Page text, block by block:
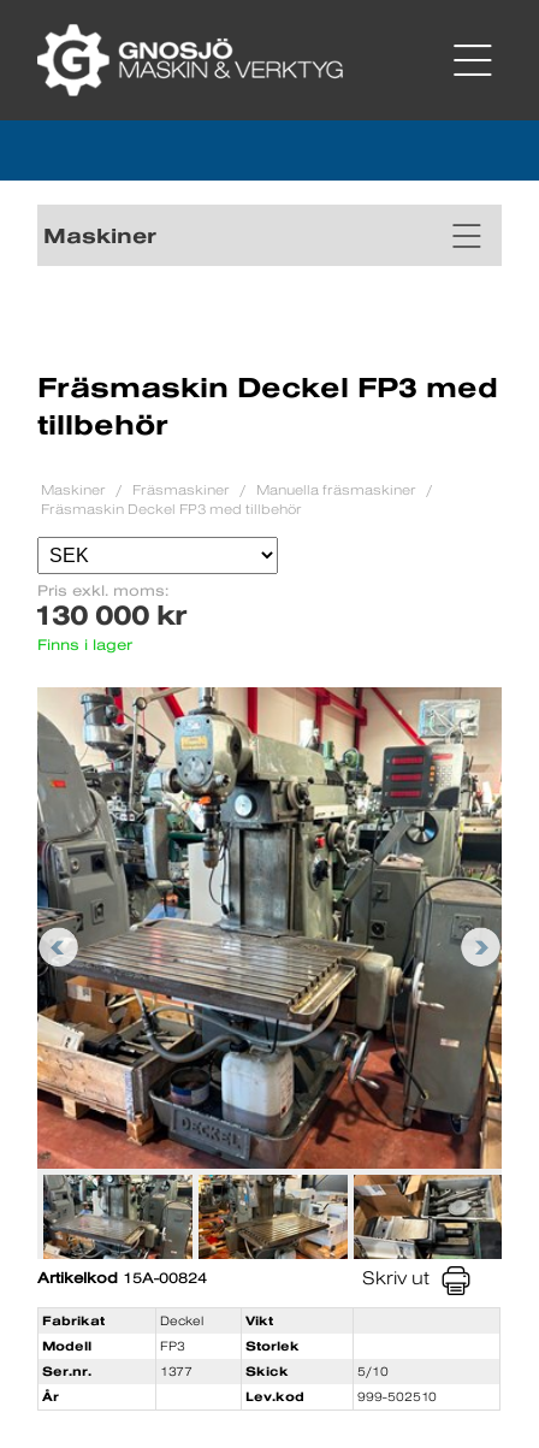
Maskiner
Fräsmaskin Deckel FP3 med
tillbehör
Maskiner Fräsmaskiner
Manuella fräsmaskiner
Fräsmaskin Deckel FP3 med tillbehör
Pris exkl. moms:
130 000 kr
Finns i lager
Artikelkod 15A-00824 Skriv ut
Fabrikat Deckel
Vikt
Modell
FP3
Storlek
Ser.nr.
1377 Skick
5/10
År
Lev.kod 999-502510